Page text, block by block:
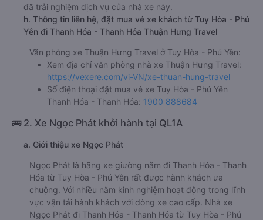
đã trải nghiệm dịch vụ của nhà xe này.
h. Thông tin liên hệ, đặt mua vé xe khách từ Tuy Hòa - Phú
Yên đi Thanh Hóa - Thanh Hóa Thuận Hưng Travel
Văn phòng xe Thuận Hưng Travel ở Tuy Hòa - Phú Yên:
Xem địa chỉ văn phòng nhà xe Thuận Hưng Travel:
https://vexere.com/vi-VN/xe-thuan-hung-travel
Số điện thoại đặt mua vé xe Tuy Hòa - Phú Yên
Thanh Hóa - Thanh Hóa: 1900 888684
🚌 2. Xe Ngọc Phát khởi hành tại QL1A
a. Giới thiệu xe Ngọc Phát
Ngọc Phát là hãng xe giường nằm đi Thanh Hóa - Thanh
Hóa từ Tuy Hòa - Phú Yên rất được hành khách ưa
chuộng. Với nhiều năm kinh nghiệm hoạt động trong lĩnh
vực vận tải hành khách với dòng xe cao cấp. Nhà xe
Ngọc Phát đi Thanh Hóa - Thanh Hóa từ Tuy Hòa - Phú